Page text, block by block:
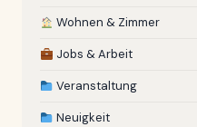
Wohnen & Zimmer
Jobs & Arbeit
Veranstaltung
Neuigkeit